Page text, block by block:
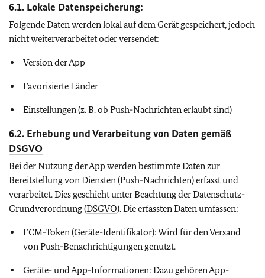
6.1. Lokale Datenspeicherung:
Folgende Daten werden lokal auf dem Gerät gespeichert, jedoch
nicht weiterverarbeitet oder versendet:
Version der App
Favorisierte Länder
Einstellungen (z. B. ob Push-Nachrichten erlaubt sind)
6.2. Erhebung und Verarbeitung von Daten gemäß
DSGVO
Bei der Nutzung der App werden bestimmte Daten zur
Bereitstellung von Diensten (Push-Nachrichten) erfasst und
verarbeitet. Dies geschieht unter Beachtung der Datenschutz-
Grundverordnung (DSGVO). Die erfassten Daten umfassen:
FCM-Token (Geräte-Identifikator): Wird für den Versand
von Push-Benachrichtigungen genutzt.
Geräte- und App-Informationen: Dazu gehören App-